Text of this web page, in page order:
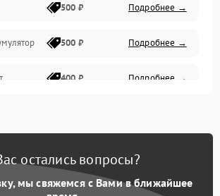
и интерфейсы
500 ₽ Подробнее →
500 ₽ Подробнее →
400 ₽ Подробнее →
остались вопросы?
мы свяжемся с Вами в ближайшее